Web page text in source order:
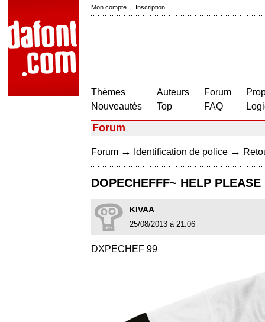
Mon compte | Inscription
Thèmes
Nouveautés
Auteurs
Top
Forum
FAQ
Forum
Forum → Identification de police →
DOPECHEFFF~ HELP PLEASE
KIVAA
25/08/2013 à 21:06
DXPECHEF 99